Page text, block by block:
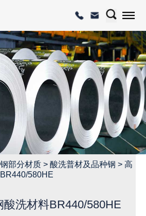
部分材质 > 酸洗普材及品种钢 > 高
580HE
酸洗材料BR440/580HE